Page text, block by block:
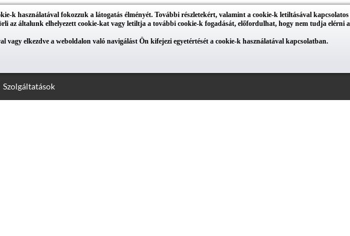
k használatával fokozzuk a látogatás élményét. További részletekért, valamint a cookie-k letiltásával
az általunk elhelyezett cookie-kat vagy letiltja a további cookie-k fogadását, előfordulhat, hogy nem tudja elérni
vagy elkezdve a weboldalon való navigálást Ön kifejezi egyetértését a cookie-k használatával kapcsolatban.
Szolgáltatások